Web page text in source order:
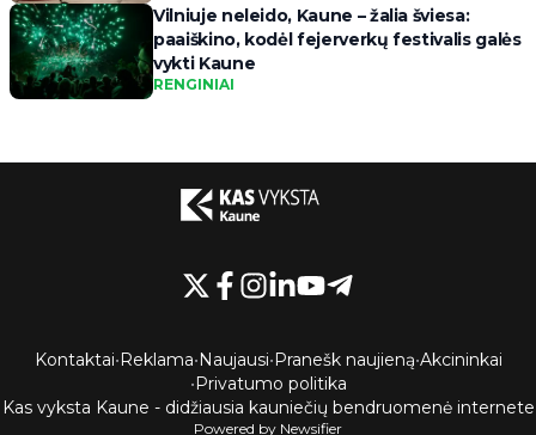
Vilniuje neleido, Kaune – žalia šviesa:
paaiškino, kodėl fejerverkų festivalis galės
vykti Kaune
RENGINIAI
Kontaktai•Reklama•Naujausi•Pranešk naujieną•Akcininkai
•Privatumo politika
Kas vyksta Kaune - didžiausia kauniečių bendruomenė internete
Powered by Newsifier